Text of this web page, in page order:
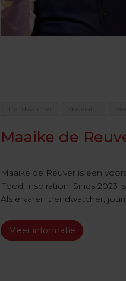
Trendwatcher Moderator
Maaike de
Maaike de Reuver is een
Food Inspiration. Sinds 2023
Als ervaren trendwatcher,
Meer informatie